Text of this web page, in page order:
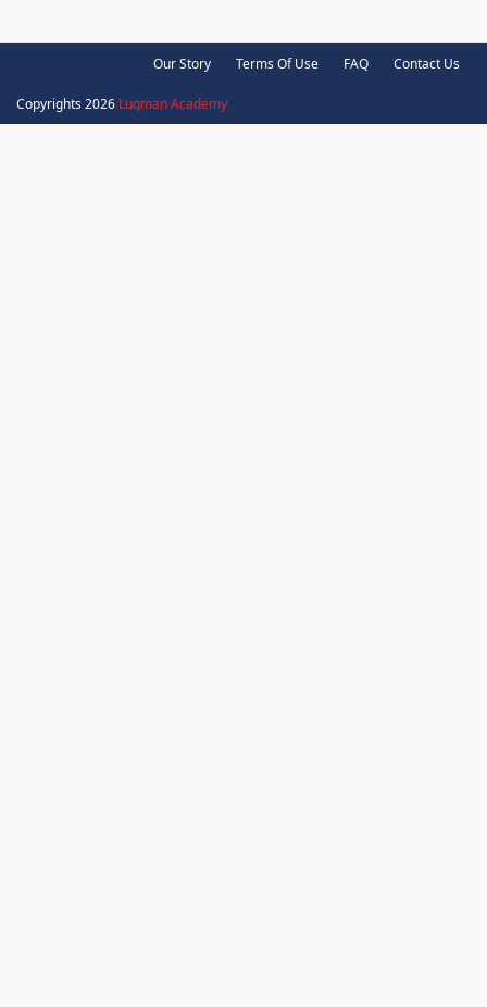
Our Story Terms Of Use FAQ Contact Us
Copyrights 2026 Luqman Academy